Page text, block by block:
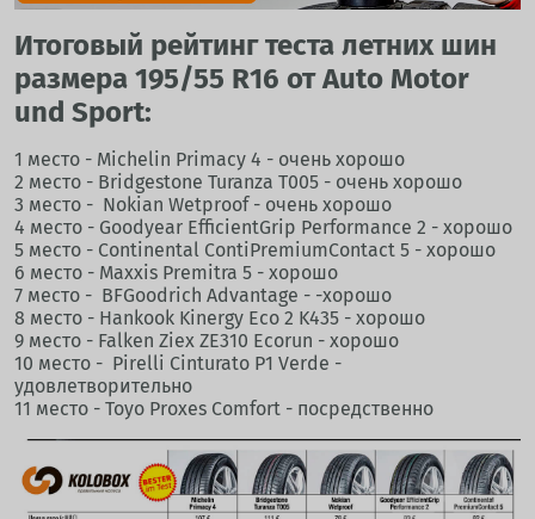
Итоговый рейтинг теста летних шин
размера 195/55 R16 от Auto Motor
und Sport:
1 место - Michelin Primacy 4 - очень хорошо
2 место - Bridgestone Turanza T005 - очень хорошо
3 место - Nokian Wetproof - очень хорошо
4 место - Goodyear EfficientGrip Performance 2 - хорошо
5 место - Continental ContiPremiumContact 5 - хорошо
6 место - Maxxis Premitra 5 - хорошо
7 место - BFGoodrich Advantage - -хорошо
8 место - Hankook Kinergy Eco 2 K435 - хорошо
9 место - Falken Ziex ZE310 Ecorun - хорошо
10 место - Pirelli Cinturato P1 Verde -
удовлетворительно
11 место - Toyo Proxes Comfort - посредственно